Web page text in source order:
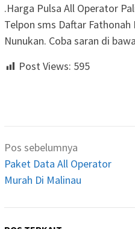
.Harga Pulsa All Operator
Telpon sms Daftar
Nunukan. Coba saran di
Post Views: 595
Navigasi
pos
Pos sebelumnya
Paket Data All Operator
Murah Di Malinau